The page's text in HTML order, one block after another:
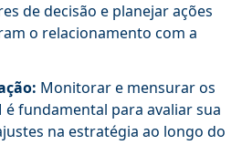
de decisão e planejar ações
o relacionamento com a
Monitorar e mensurar os
é fundamental para avaliar sua
na estratégia ao longo do